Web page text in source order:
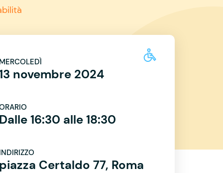
novembre 2024
16:30 alle 18:30
Certaldo 77, Roma